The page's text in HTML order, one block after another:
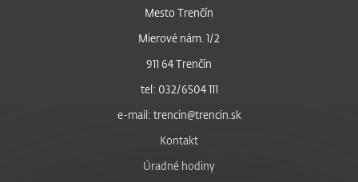
Mesto Trenčín
Mierové nám. 1/2
911 64 Trenčín
tel: 032/6504 111
e-mail: trencin@trencin.sk
Kontakt
Úradné hodiny